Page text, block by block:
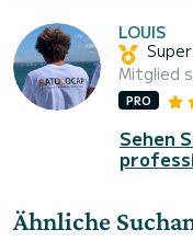
LOUIS
Mitglied
PRO
Sehen
Ähnliche